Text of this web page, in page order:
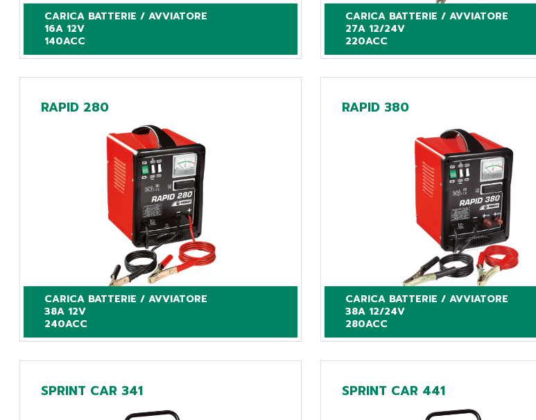
CARICA BATTERIE / AVVIATORE
16A 12V
140ACC
CARICA BATTERIE / AVVIATORE
27A 12/24V
220ACC
RAPID 280
CARICA BATTERIE / AVVIATORE
38A 12V
240ACC
RAPID 380
CARICA BATTERIE / AVVIATORE
38A 12/24V
280ACC
SPRINT CAR 341 SPRINT CAR 441